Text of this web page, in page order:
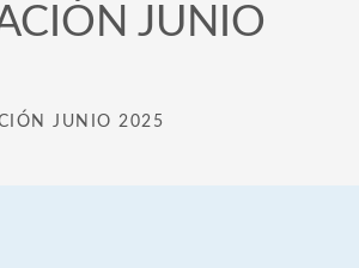
JUNIO
JUNIO 2025